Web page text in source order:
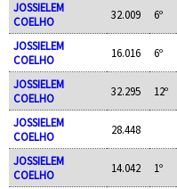
JOSSIELEM
COELHO
32.009 6º
JOSSIELEM
COELHO
16.016 6º
JOSSIELEM
COELHO
32.295 12º
JOSSIELEM
COELHO
28.448
JOSSIELEM
COELHO
14.042 1º